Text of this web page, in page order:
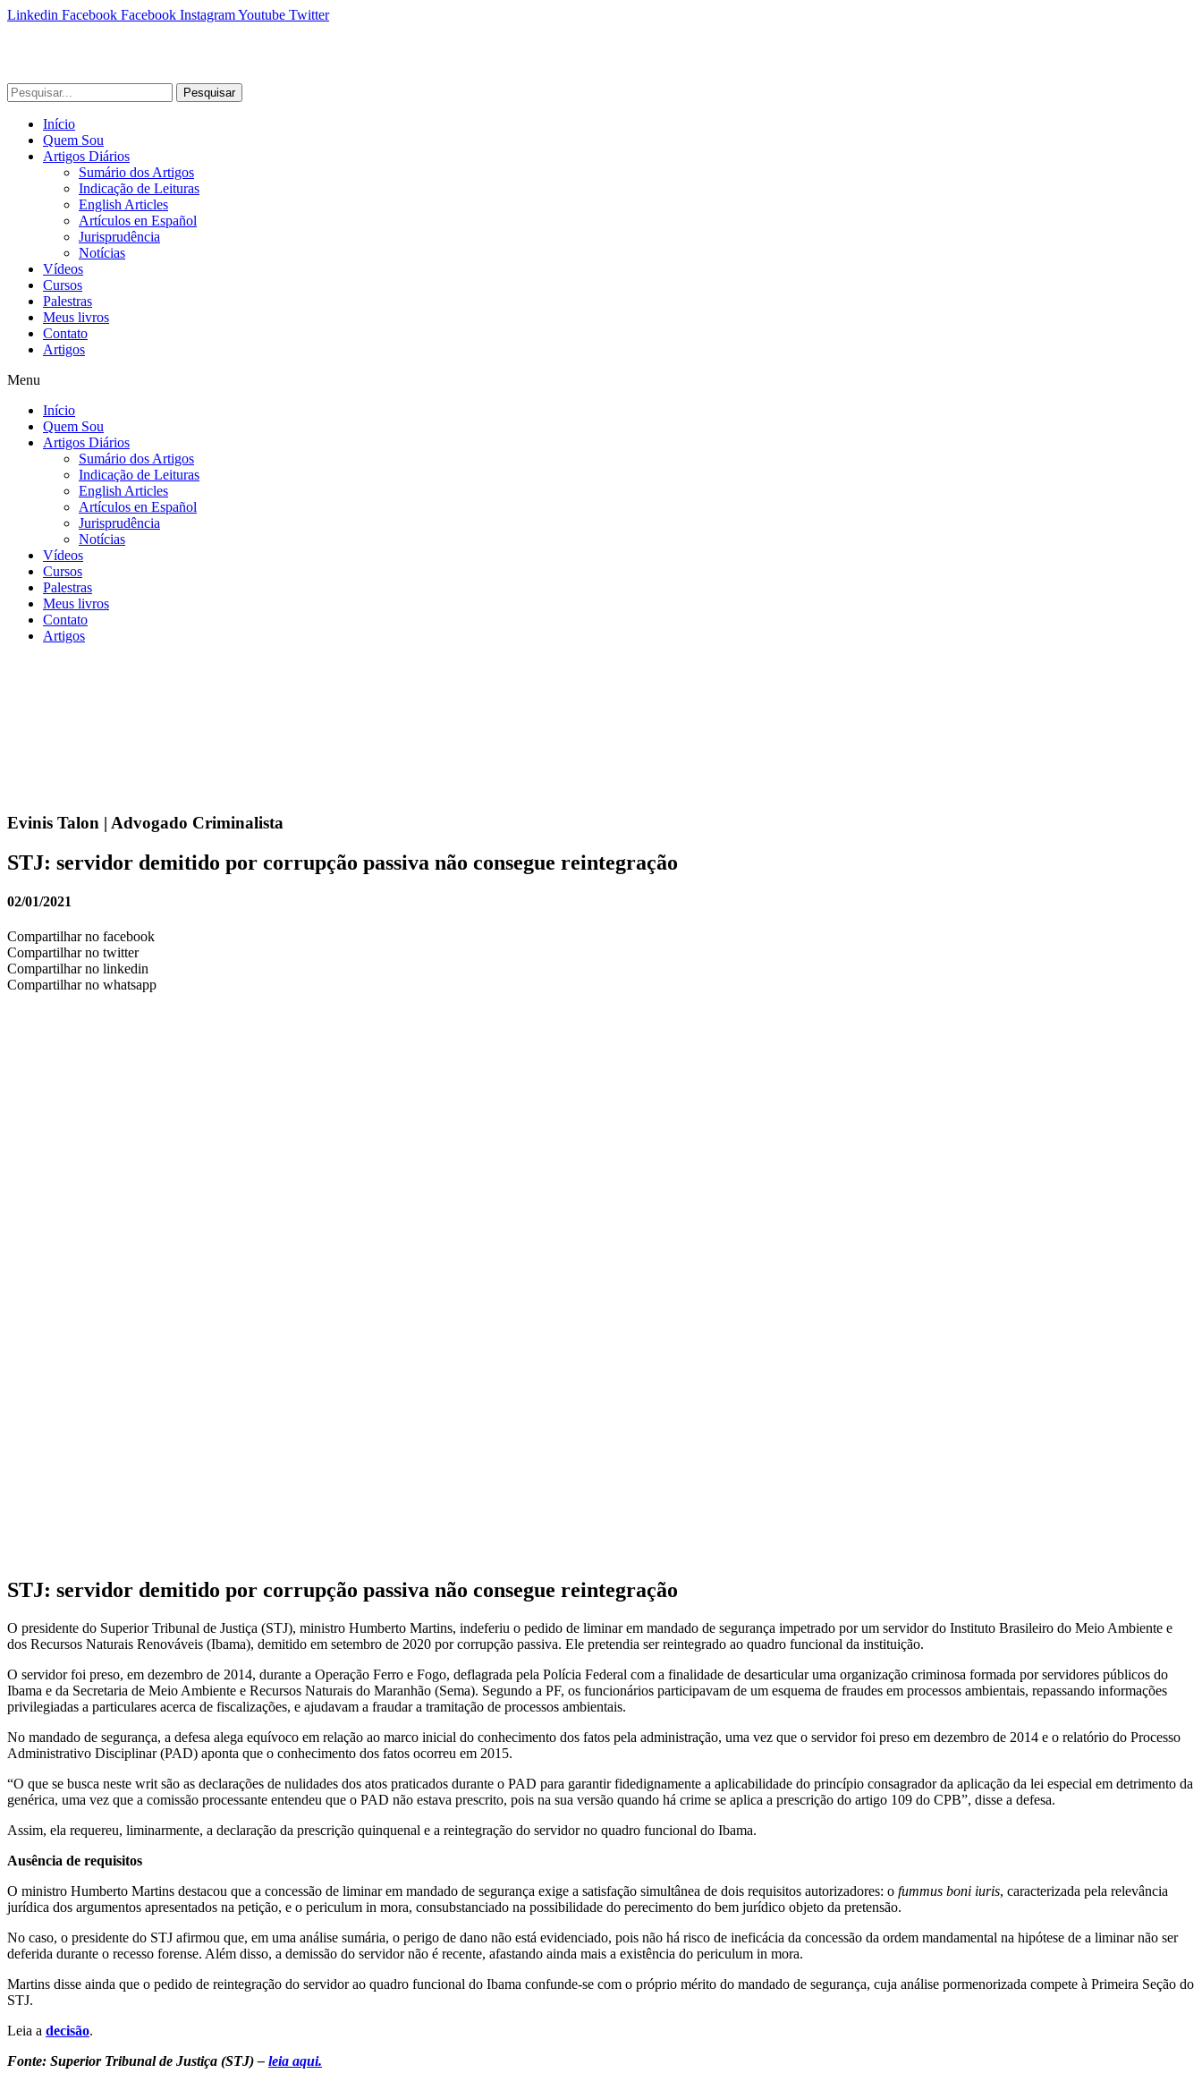
Linkedin Facebook Facebook InstagramYoutube Twitter
Pesquisar
Início
Quem Sou
Artigos Diários
Sumário dos Artigos
Indicação de Leituras
English Articles
Artículos en Español
Jurisprudência
Notícias
Vídeos
Cursos
Palestras
Meus livros
Contato
Artigos
Menu
Início
Quem Sou
Artigos Diários
Sumário dos Artigos
Indicação de Leituras
English Articles
Artículos en Español
Jurisprudência
Notícias
Vídeos
Cursos
Palestras
Meus livros
Contato
Artigos
Evinis Talon | Advogado Criminalista
STJ: servidor demitido por corrupção passiva não consegue reintegração
02/01/2021
Compartilhar no facebook
Compartilhar no twitter
Compartilhar no linkedin
Compartilhar no whatsapp
STJ: servidor demitido por corrupção passiva não consegue reintegração
​​O presidente do Superior Tribunal de Justiça (STJ), ministro Humberto Martins, indeferiu o pedido de liminar em mandado de segurança impetrado por um servidor do Instituto Brasileiro do Meio Ambiente e
dos Recursos Naturais Renováveis (Ibama), demitido em setembro de 2020 por corrupção passiva. Ele pretendia ser reintegrado ao quadro funcional da instituição.
O servidor foi preso, em dezembro de 2014, durante a Operação Ferro e Fogo, deflagrada pela Polícia Federal com a finalidade de desarticular uma organização criminosa formada por servidores públicos do
Ibama e da Secretaria de Meio Ambiente e Recursos Naturais do Maranhão (Sema). Segundo a PF, os funcionários participavam de um esquema de fraudes em processos ambientais, repassando informações
privilegiadas a particulares acerca de fiscalizações, e ajudavam a fraudar a tramitação de processos ambientais.
No mandado de segurança, a defesa alega equívoco em relação ao marco inicial do conhecimento dos fatos pela administração, uma vez que o servidor foi preso em dezembro de 2014 e o relatório do Processo
Administrativo Disciplinar (PAD) aponta que o conhecimento dos fatos ocorreu em 2015.
“O que se busca neste writ são as declarações de nulidades dos atos praticados durante o PAD para garantir fidedignamente a aplicabilidade do princípio consagrador da aplicação da lei especial em detrimento da
genérica, uma vez que a comissão processante entendeu que o PAD não estava prescrito, pois na sua versão quando há crime se aplica a prescrição do artigo 109 do CPB”, disse a defesa.
Assim, ela requereu, liminarmente, a declaração da prescrição quinquenal e a reintegração do servidor no quadro funcional do Ibama.
Ausência de requisitos
O ministro Humberto Martins destacou que a concessão de liminar em mandado de segurança exige a satisfação simultânea de dois requisitos autorizadores: o fummus boni iuris, caracterizada pela relevância
jurídica dos argumentos apresentados na petição, e o periculum in mora, consubstanciado na possibilidade do perecimento do bem jurídico objeto da pretensão.
No caso, o presidente do STJ afirmou que, em uma análise sumária, o perigo de dano não está evidenciado, pois não há risco de ineficácia da concessão da ordem mandamental na hipótese de a liminar não ser
deferida durante o recesso forense. Além disso, a demissão do servidor não é recente, afastando ainda mais a existência do periculum in mora.
Martins disse ainda que o pedido de reintegração do servidor ao quadro funcional do Ibama confunde-se com o próprio mérito do mandado de segurança, cuja análise pormenorizada compete à Primeira Seção do
STJ.
Leia a decisão.
Fonte: Superior Tribunal de Justiça (STJ) – leia aqui.